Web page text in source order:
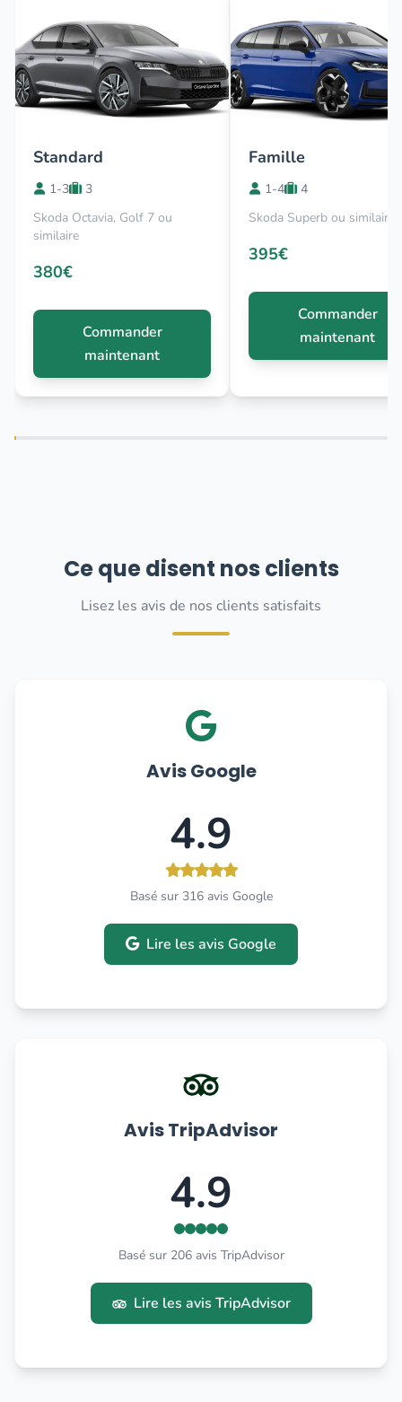
Standard
1-3
3
Skoda Octavia, Golf 7 ou
similaire
380€
Commander
maintenant
Famille
1-4
4
Skoda Superb ou similaire
395€
Commander
maintenant
Ce que disent nos clients
Lisez les avis de nos clients satisfaits
Avis Google
4.9
Basé sur 316 avis Google
Lire les avis Google
Avis TripAdvisor
4.9
Basé sur 206 avis TripAdvisor
Lire les avis TripAdvisor